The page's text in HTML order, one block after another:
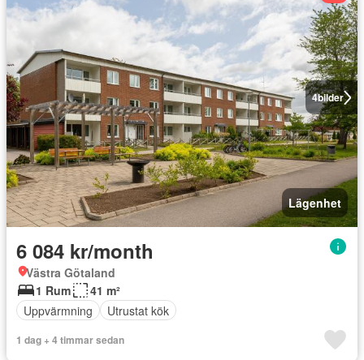
4bilder
Lägenhet
6 084 kr/month
Västra Götaland
1 Rum
41 m²
Uppvärmning
Utrustat kök
1 dag + 4 timmar sedan